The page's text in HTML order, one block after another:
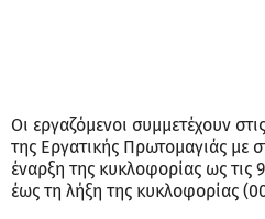
Οι εργαζόμενοι συμμετέχουν
της Εργατικής Πρωτομαγιάς με
έναρξη της κυκλοφορίας ως τις
έως τη λήξη της κυκλοφορίας